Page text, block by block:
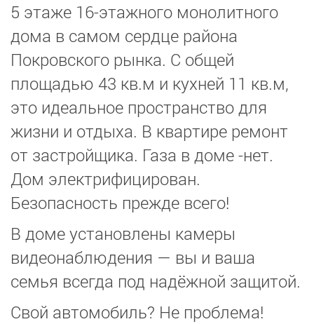
5 этаже 16-этажного монолитного
дома в самом сердце района
Покровского рынка. С общей
площадью 43 кв.м и кухней 11 кв.м,
это идеальное пространство для
жизни и отдыха. В квартире ремонт
от застройщика. Газа в доме -нет.
Дом электрифицирован.
Безопасность прежде всего!
В доме установлены камеры
видеонаблюдения — вы и ваша
семья всегда под надёжной защитой.
Свой автомобиль? Не проблема!